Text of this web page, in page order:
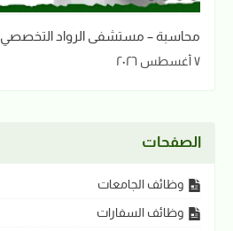
محاسبة – مستشفى الرواد التخصصي
٧ أغسطس ٢٠٢٦
الصفحات
وظائف الجامعات
وظائف السفارات